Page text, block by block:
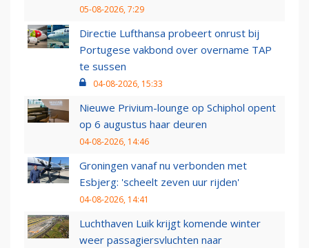
05-08-2026, 7:29
Directie Lufthansa probeert onrust bij
Portugese vakbond over overname TAP
te sussen
04-08-2026, 15:33
Nieuwe Privium-lounge op Schiphol opent
op 6 augustus haar deuren
04-08-2026, 14:46
Groningen vanaf nu verbonden met
Esbjerg: 'scheelt zeven uur rijden'
04-08-2026, 14:41
Luchthaven Luik krijgt komende winter
weer passagiersvluchten naar